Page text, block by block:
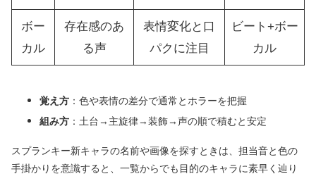
ボー
カル
存在感のあ
る声
表情変化と口
パクに注目
ビート+ボー
カル
覚え方 ：色や表情の差分で通常とホラーを把握
組み方 ：土台→主旋律→装飾→声の順で積むと安定
スプランキー新キャラの名前や画像を探すときは、担当音と色の
手掛かりを意識すると、一覧からでも目的のキャラに素早く辿り